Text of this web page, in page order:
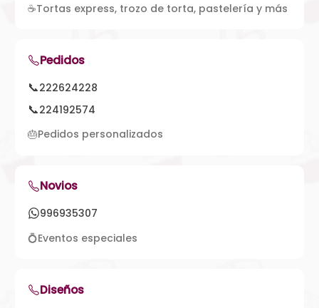
☕Tortas express, trozo de torta, pastelería y más
Pedidos
📞222624228
📞224192574
🎂Pedidos personalizados
Novios
996935307
💍Eventos especiales
Diseños